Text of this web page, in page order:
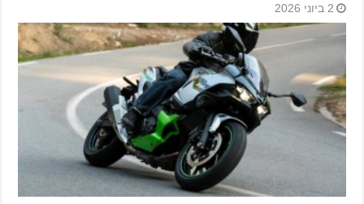
2 ביוני 2026